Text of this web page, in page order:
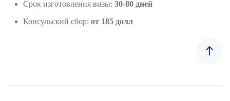
Срок изготовления визы: 30-80 дней
Консульский сбор: от 185 долл